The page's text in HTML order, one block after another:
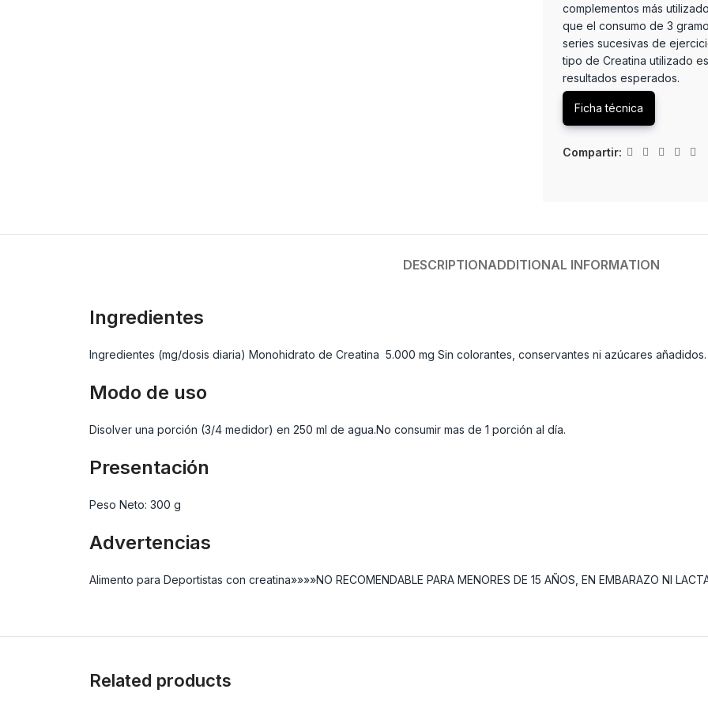
complementos más
que el consumo de 3
series sucesivas de
tipo de Creatina utilizado
resultados esperados.
Ficha técnica
Compartir:
DESCRIPTIONADDITIONAL INFORMATION
Ingredientes
Ingredientes (mg/dosis diaria) Monohidrato de Creatina 5.000 mg Sin colorantes, conservantes ni azúcares añadidos.
Modo de uso
Disolver una porción (3/4 medidor) en 250 ml de agua.No consumir mas de 1 porción al día.
Presentación
Peso Neto: 300 g
Advertencias
Alimento para Deportistas con creatina»»»»NO RECOMENDABLE PARA MENORES DE 15 AÑOS, EN EMBARAZO NI
Related products